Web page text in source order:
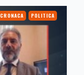
CRONACA POLITICA